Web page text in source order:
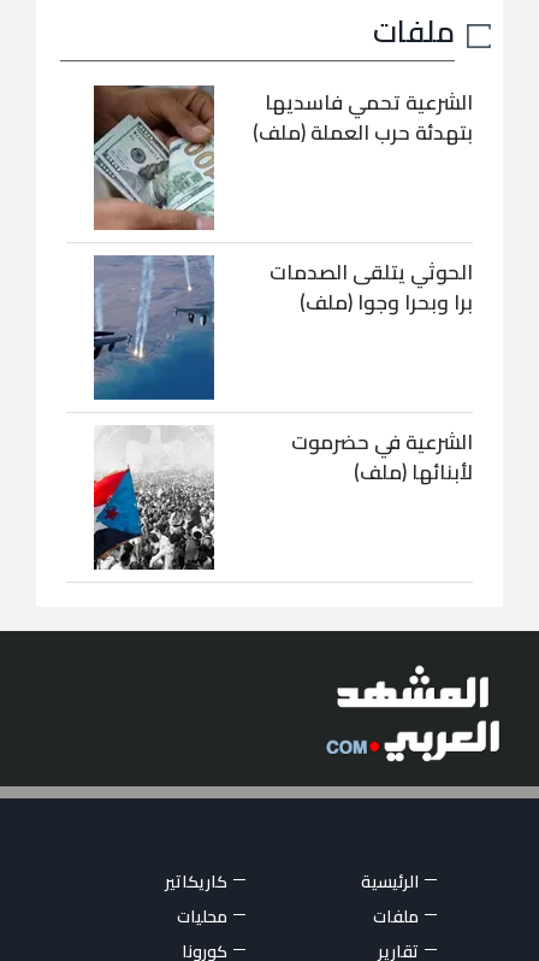
ملفات
الشرعية تحمي فاسديها
بتهدئة حرب العملة (ملف)
الحوثي يتلقى الصدمات
برا وبحرا وجوا (ملف)
الشرعية في حضرموت
لأبنائها (ملف)
الرئيسية
كاريكاتير
ملفات
محليات
تقارير
كورونا